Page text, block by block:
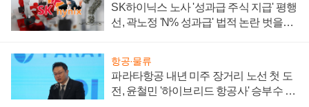
SK하이닉스 노사 '성과급 주식 지급' 평행
선, 곽노정 'N% 성과급' 법적 논란 벗을지
항공·물류
파라타항공 내년 미주 장거리 노선 첫 도
전, 윤철민 '하이브리드 항공사' 승부수 통